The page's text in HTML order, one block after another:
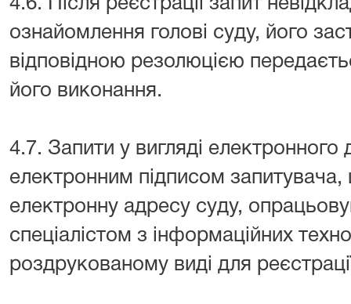
4.6. Після реєстрації запит
ознайомлення голові суду, його
відповідною резолюцією
його виконання.
4.7. Запити у вигляді електронного
електронним підписом
електронну адресу суду,
спеціалістом з інформаційних
роздрукованому виді для